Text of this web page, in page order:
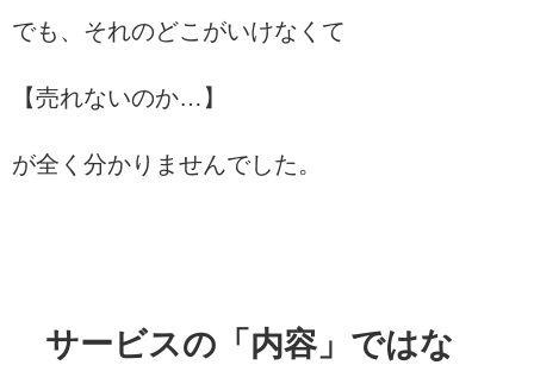
でも、それのどこがいけなくて
【売れないのか…】
が全く分かりませんでした。
サービスの「内容」ではな